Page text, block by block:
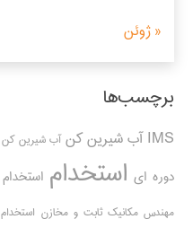
« ژوئن
برچسب‌ها
IMS آب شیرین کن آب شیرین کن
دوره ای استخدام
مهندس مکانیک ثابت و مخازن